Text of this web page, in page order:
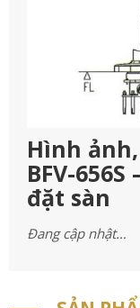
Hình
BFV-
đặt sàn
Đang cập nhật…